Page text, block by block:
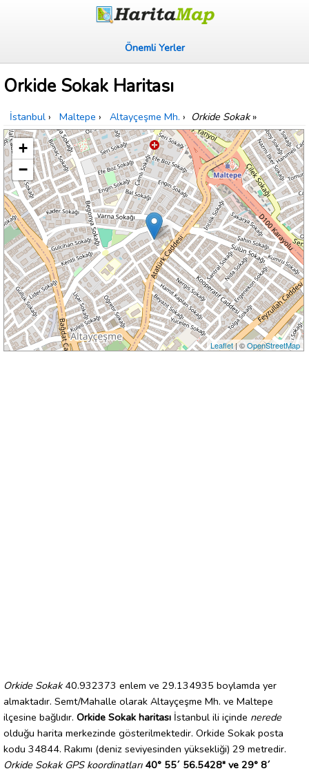
Önemli Yerler
Orkide Sokak Haritası
İstanbul › Maltepe › Altayçeşme Mh. › Orkide Sokak»
+
−
Leaflet| ©OpenStreetMap
Orkide Sokak40.932373 enlem ve 29.134935 boylamda yer
almaktadır. Semt/Mahalle olarak Altayçeşme Mh. ve Maltepe
ilçesine bağlıdır. Orkide Sokak haritası İstanbul ili içinde nerede
olduğu harita merkezinde gösterilmektedir. Orkide Sokak posta
kodu 34844. Rakımı (deniz seviyesinden yüksekliği) 29 metredir.
Orkide Sokak GPS koordinatları 40° 55´ 56.5428" ve 29° 8´